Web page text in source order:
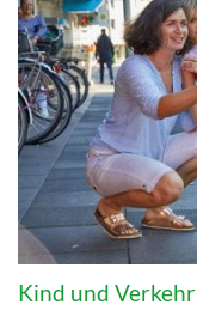
Kind und Verkehr